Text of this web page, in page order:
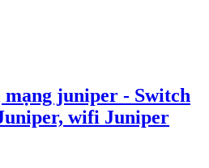
juniper - Switch
wifi Juniper